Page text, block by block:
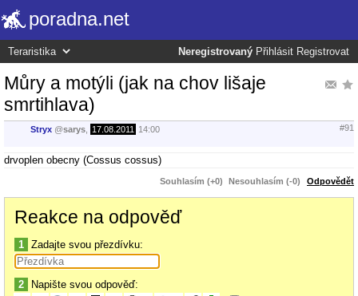
poradna.net
Neregistrovaný Přihlásit Registrovat
Můry a motýli (jak na chov lišaje
smrtihlava)
Stryx @sarys 17.08.2011 14:00 #91
drvoplen obecny (Cossus cossus)
Souhlasím (+0) Nesouhlasím (-0) Odpovědět
Reakce na odpověď
1 Zadajte svou přezdívku:
2 Napište svou odpověď: